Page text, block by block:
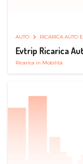
AUTO RICARICA AUTO
Evtrip Ricarica
Ricarica in Mobilità